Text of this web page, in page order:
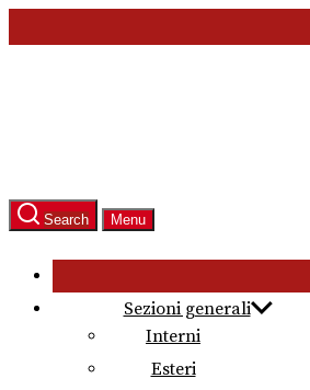
to
Search Menu
Sezioni generali
Interni
Esteri